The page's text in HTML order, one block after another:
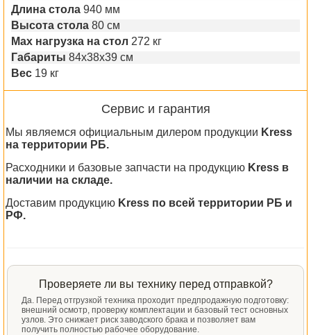
Длина стола 940 мм
Высота стола 80 см
Max нагрузка на стол 272 кг
Габариты 84x38x39 см
Вес 19 кг
Сервис и гарантия
Мы являемся официальным дилером продукции Kress
на территории РБ.
Расходники и базовые запчасти на продукцию Kress в
наличии на складе.
Доставим продукцию Kress по всей территории РБ и
РФ.
Проверяете ли вы технику перед отправкой?
Да. Перед отгрузкой техника проходит предпродажную подготовку:
внешний осмотр, проверку комплектации и базовый тест основных
узлов. Это снижает риск заводского брака и позволяет вам
получить полностью рабочее оборудование.